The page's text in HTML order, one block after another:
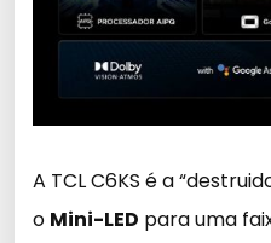
A TCL C6KS é a
o Mini-LED para uma